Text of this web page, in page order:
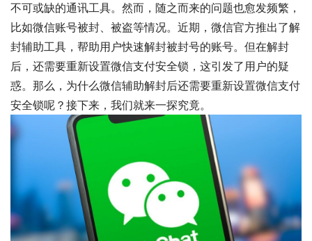
不可或缺的通讯工具。然而，随之而来的问题也愈发频繁，
比如微信账号被封、被盗等情况。近期，微信官方推出了解
封辅助工具，帮助用户快速解封被封号的账号。但在解封
后，还需要重新设置微信支付安全锁，这引发了用户的疑
惑。那么，为什么微信辅助解封后还需要重新设置微信支付
安全锁呢？接下来，我们就来一探究竟。